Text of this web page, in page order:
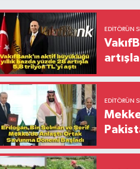
EDITÖRÜN
EDITÖRÜN